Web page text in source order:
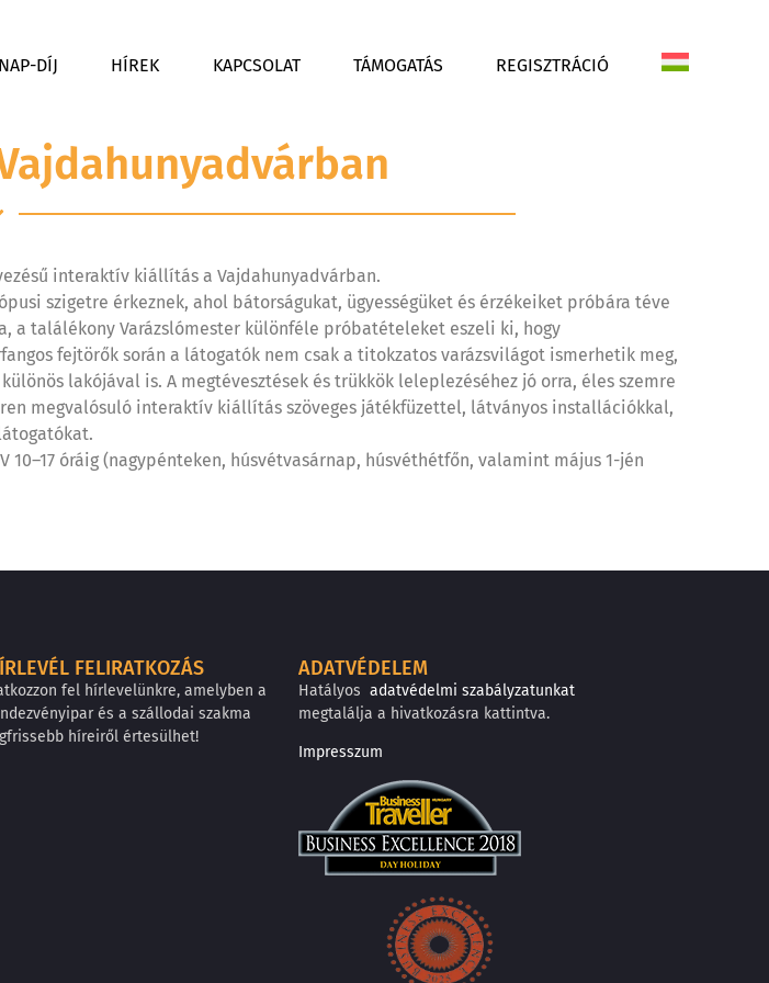
DÍJ HÍREK KAPCSOLAT TÁMOGATÁS REGISZTRÁCIÓ
interaktív kiállítás a Vajdahunyadvárban.
szigetre érkeznek, ahol bátorságukat, ügyességüket és érzékeiket próbára téve
a találékony Varázslómester különféle próbatételeket eszeli ki, hogy
fejtörők során a látogatók nem csak a titokzatos varázsvilágot ismerhetik meg,
lakójával is. A megtévesztések és trükkök leleplezéséhez jó orra, éles szemre
megvalósuló interaktív kiállítás szöveges játékfüzettel, látványos installációkkal,
óráig (nagypénteken, húsvétvasárnap, húsvéthétfőn, valamint május 1-jén
FELIRATKOZÁS
fel hírlevelünkre, amelyben a
és a szállodai szakma
híreiről értesülhet!
ADATVÉDELEM
Hatályos adatvédelmi szabályzatunkat
megtalálja a hivatkozásra kattintva.
Impresszum